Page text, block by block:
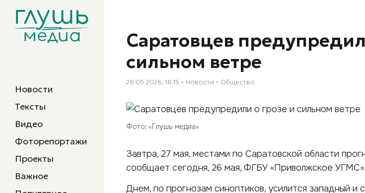
Новости
Тексты
Видео
Фоторепортажи
Проекты
Важное
Саратовцев
сильном ветре
26.05.2026, 16:15 Новости Общество
Фото: «Глушь медиа»
Завтра, 27 мая, местами по Саратовской области
сообщает сегодня, 26 мая, ФГБУ «Приволжское УГМС».
Днем, по прогнозам синоптиков, усилится западный и